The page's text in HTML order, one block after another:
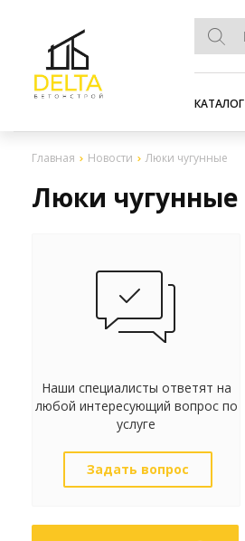
КАТАЛОГ
Главная Новости Люки чугунные
Люки чугунные
Наши специалисты ответят на
любой интересующий вопрос по
услуге
Задать вопрос